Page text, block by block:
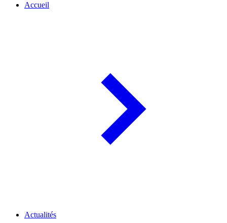
Accueil
Actualités